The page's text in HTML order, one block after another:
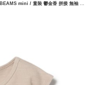
BEAMS mini / 童裝 鬱金香 拼接 無袖 上衣